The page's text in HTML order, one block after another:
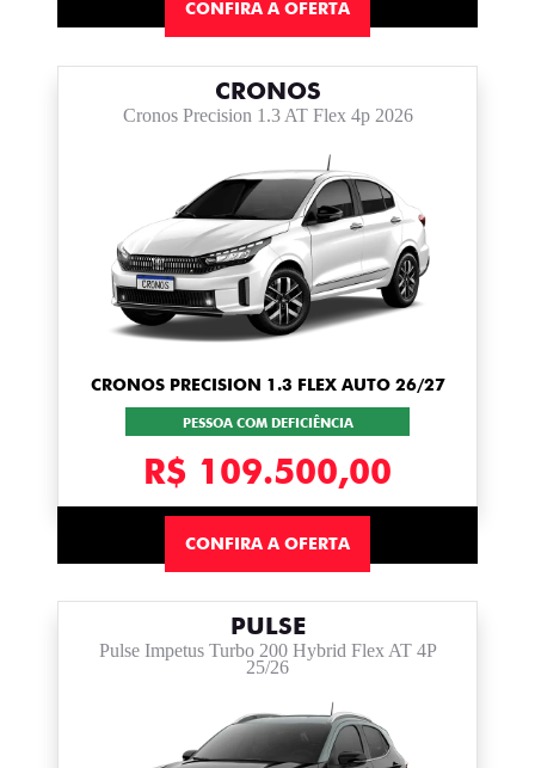
CONFIRA A OFERTA
CRONOS
Cronos Precision 1.3 AT Flex 4p 2026
CRONOS PRECISION 1.3 FLEX AUTO 26/27
PESSOA COM DEFICIÊNCIA
R$ 109.500,00
CONFIRA A OFERTA
PULSE
Pulse Impetus Turbo 200 Hybrid Flex AT 4P
25/26